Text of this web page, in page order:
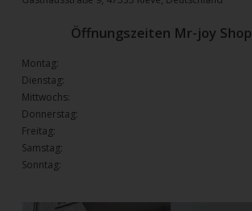
Öffnungszeiten Mr-joy
Montag:
Dienstag:
Mittwochs:
Donnerstag:
Freitag:
Samstag:
Sonntag: